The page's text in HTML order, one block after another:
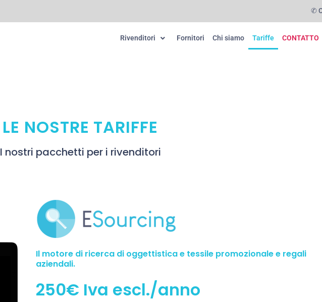
✆
Rivenditori Fornitori Chi siamo Tariffe CONTATTO
LE NOSTRE TARIFFE
I nostri pacchetti per i rivenditori
Il motore di ricerca di oggettistica e tessile promozionale e regali
aziendali.
250€ Iva escl./anno